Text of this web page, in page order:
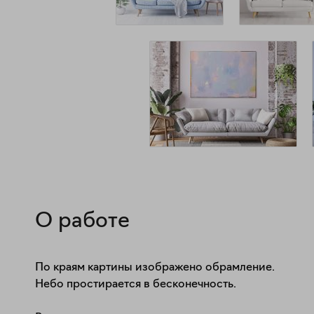
О работе
По краям картины изображено обрамление.
Небо простирается в бесконечность.